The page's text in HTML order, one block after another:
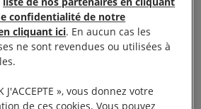
frère, non albinos,
dans une pièce
leur chauffeur étant
entrée. Leur hôte
et a fait consommer
confidentialité de notre
cliquant ici. En aucun cas les
ne sont revendues ou utilisées à
», vous donnez votre